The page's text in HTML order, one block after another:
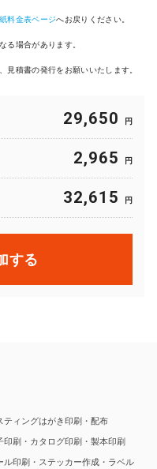
料金表ページへお戻りください。
る場合があります。
見積書の発行をお願いいたします。
29,650 円
2,965 円
32,615 円
する
ティングはがき印刷・配布
印刷・カタログ印刷・製本印刷
ル印刷・ステッカー作成・ラベル